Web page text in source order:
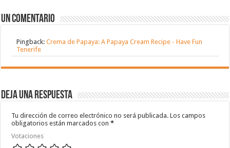
Un comentario
Pingback:Crema de Papaya: A Papaya Cream Recipe - Have Fun
Tenerife
Deja una respuesta
Tu dirección de correo electrónico no será publicada. Los campos
obligatorios están marcados con*
Votaciones